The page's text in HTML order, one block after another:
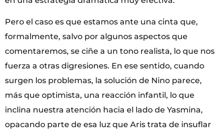
Pero el caso es que estamos ante una cinta que,
formalmente, salvo por algunos aspectos que
comentaremos, se ciñe a un tono realista, lo que nos
fuerza a otras digresiones. En ese sentido, cuando
surgen los problemas, la solución de Nino parece,
más que optimista, una reacción infantil, lo que
inclina nuestra atención hacia el lado de Yasmina,
opacando parte de esa luz que Aris trata de insuflar